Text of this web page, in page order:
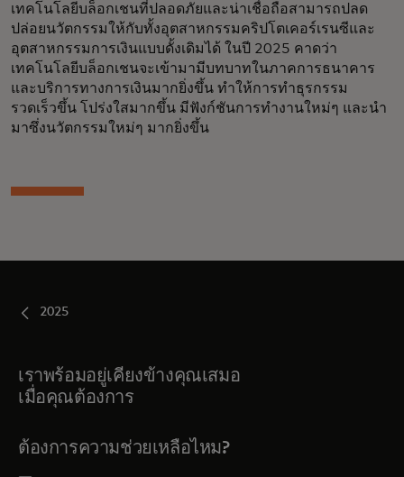
เทคโนโลยีบล็อกเชนที่ปลอดภัยและน่าเชื่อถือสามารถปลด
ปล่อยนวัตกรรมให้กับทั้งอุตสาหกรรมคริปโตเคอร์เรนซีและ
อุตสาหกรรมการเงินแบบดั้งเดิมได้ ในปี 2025 คาดว่า
เทคโนโลยีบล็อกเชนจะเข้ามามีบทบาทในภาคการธนาคาร
และบริการทางการเงินมากยิ่งขึ้น ทำให้การทำธุรกรรม
รวดเร็วขึ้น โปร่งใสมากขึ้น มีฟังก์ชันการทำงานใหม่ๆ และนำ
มาซึ่งนวัตกรรมใหม่ๆ มากยิ่งขึ้น
2025
เราพร้อมอยู่เคียงข้างคุณเสมอ
เมื่อคุณต้องการ
ต้องการความช่วยเหลือไหม?